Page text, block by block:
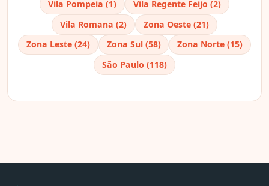
Vila Pompeia (1)
Vila Regente Feijo (2)
Vila Romana (2)
Zona Oeste (21)
Zona Leste (24)
Zona Sul (58)
Zona Norte (15)
São Paulo (118)